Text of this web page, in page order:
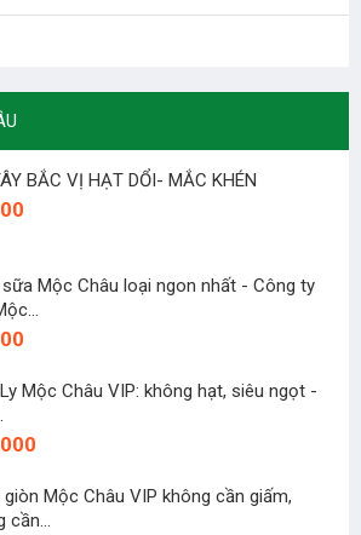
BẮC VỊ HẠT DỔI- MẮC KHÉN
sữa Mộc Châu loại ngon nhất - Công ty
Mộc Châu VIP: không hạt, siêu ngọt -
giòn Mộc Châu VIP không cần giấm,
cần...